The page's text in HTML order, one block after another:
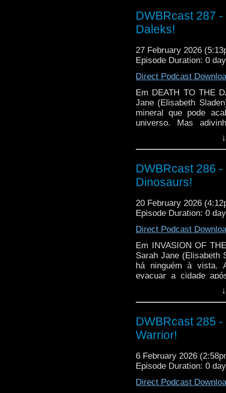
DWBRcast 287
Daleks!
27 February 2026
Episode Duration: 0
Direct Podcast
Em DEATH TO THE
Jane (Elisabeth
mineral que pode
universo. Mas
Exatamente: Os
Sarah Jane quase
DWBRcast 286
Dinosaurs!
20 February 2026
Episode Duration: 0
Direct Podcast
Em INVASION OF
Sarah Jane (Elisabeth
há ninguém à vista.
evacuar a cidade
como eles foram parar
Nesse episódio tem
DWBRcast 285
Warrior!
6 February 2026
Episode Duration: 0
Direct Podcast